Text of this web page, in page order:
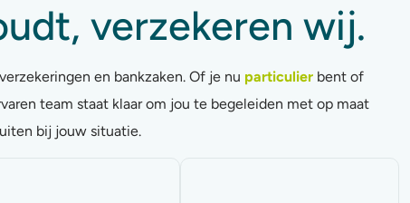
verzekeren wij​.
en bankzaken. Of je nu particulier bent of
team staat klaar om jou te begeleiden met op maat
bij jouw situatie.